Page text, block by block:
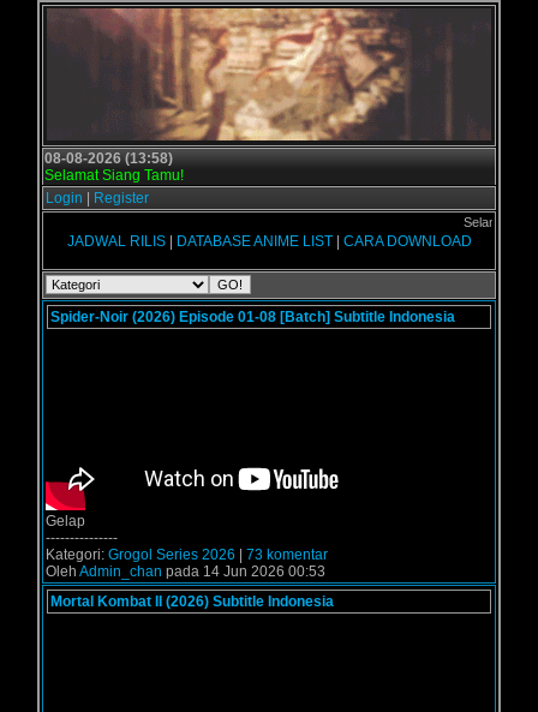
08-08-2026 (13:58)
Selamat Siang Tamu!
Login
Register
Selamat datang
JADWAL RILIS| DATABASE ANIME LIST| CARA DOWNLOAD
Spider-Noir (2026) Episode 01-08 [Batch] Subtitle Indonesia
Gelap
---------------
Kategori: Grogol Series 2026
73 komentar
Oleh Admin_chan pada 14 Jun 2026 00:53
Mortal Kombat II (2026) Subtitle Indonesia